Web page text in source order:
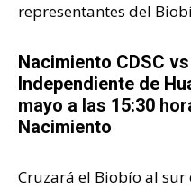
representantes del
Nacimiento CDSC vs
Independiente de
mayo a las 15:30
Nacimiento
Cruzará el Biobío al